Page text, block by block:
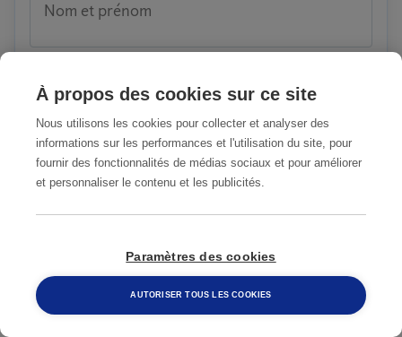
Nom et prénom
Code postal
Numéro de téléphone
À propos des cookies sur ce site
Nous utilisons les cookies pour collecter et analyser des
informations sur les performances et l'utilisation du site, pour
fournir des fonctionnalités de médias sociaux et pour améliorer
et personnaliser le contenu et les publicités.
Paramètres des cookies
AUTORISER TOUS LES COOKIES